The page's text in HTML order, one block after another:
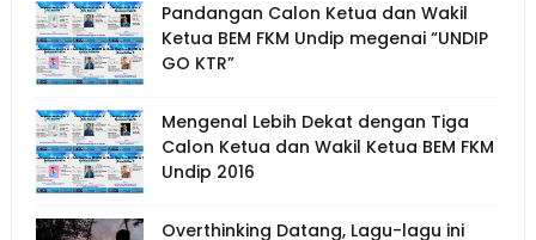
Pandangan Calon Ketua dan Wakil
Ketua BEM FKM Undip megenai “UNDIP
GO KTR”
Mengenal Lebih Dekat dengan Tiga
Calon Ketua dan Wakil Ketua BEM FKM
Undip 2016
Overthinking Datang, Lagu-lagu ini